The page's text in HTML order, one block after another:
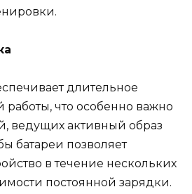
длительное
что особенно важно
ведущих активный образ
батареи позволяет
в течение нескольких
постоянной зарядки.